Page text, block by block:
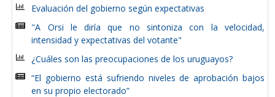
Evaluación del gobierno según expectativas
"A Orsi le diría que no sintoniza con la velocidad,
intensidad y expectativas del votante"
¿Cuáles son las preocupaciones de los uruguayos?
“El gobierno está sufriendo niveles de aprobación bajos
en su propio electorado”